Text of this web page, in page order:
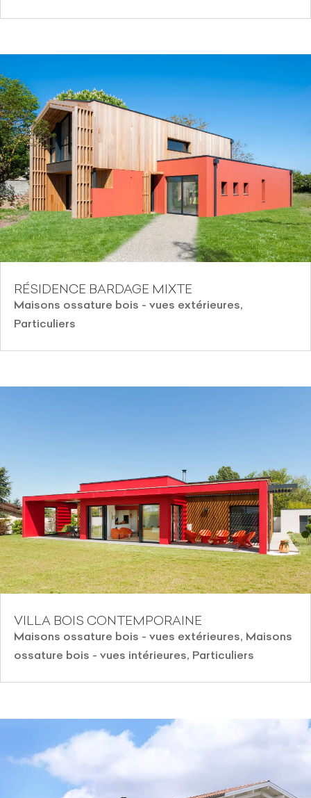
RÉSIDENCE BARDAGE MIXTE
Maisons ossature bois - vues extérieures,
Particuliers
VILLA BOIS CONTEMPORAINE
Maisons ossature bois - vues extérieures, Maisons
ossature bois - vues intérieures, Particuliers